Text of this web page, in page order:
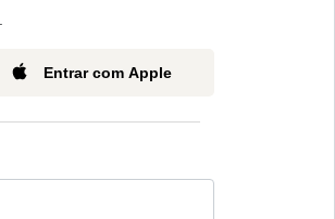
Entrar com Apple